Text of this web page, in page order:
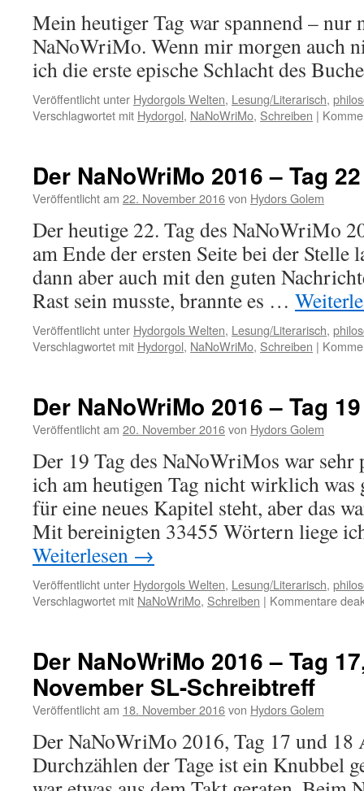
Mein heutiger Tag war spannend – nur
NaNoWriMo. Wenn mir morgen auch
ich die erste epische Schlacht des
Veröffentlicht unter Hydorgols Welten, Lesung/Literarisch,
Verschlagwortet mit Hydorgol, NaNoWriMo, Schreiben |
Der NaNoWriMo 2016 – Tag 22
Veröffentlicht am 22. November 2016von Hydors Golem
Der heutige 22. Tag des NaNoWriMo
am Ende der ersten Seite bei der Stelle
dann aber auch mit den guten
Rast sein musste, brannte es …
Veröffentlicht unter Hydorgols Welten, Lesung/Literarisch,
Verschlagwortet mit Hydorgol, NaNoWriMo, Schreiben |
Der NaNoWriMo 2016 – Tag
Veröffentlicht am 20. November 2016von Hydors Golem
Der 19 Tag des NaNoWriMos war
ich am heutigen Tag nicht wirklich was
für eine neues Kapitel steht, aber das
Mit bereinigten 33455 Wörtern liege
Weiterlesen →
Veröffentlicht unter Hydorgols Welten, Lesung/Literarisch,
Verschlagwortet mit NaNoWriMo, Schreiben | Kommentare
Der NaNoWriMo 2016 – Tag
November SL-Schreibtreff
Veröffentlicht am 18. November 2016von Hydors Golem
Der NaNoWriMo 2016, Tag 17 und 18
Durchzählen der Tage ist ein Knubbel